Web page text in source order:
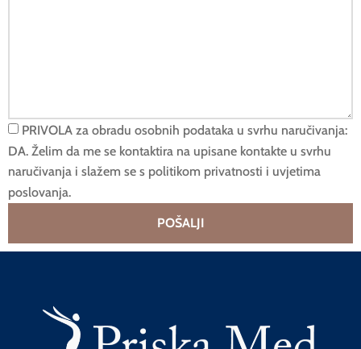
PRIVOLA za obradu osobnih podataka u svrhu naručivanja:
DA. Želim da me se kontaktira na upisane kontakte u svrhu
naručivanja i slažem se s politikom privatnosti i uvjetima
poslovanja.
POŠALJI